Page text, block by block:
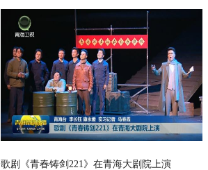
歌剧《青春铸剑221》在青海大剧院上演